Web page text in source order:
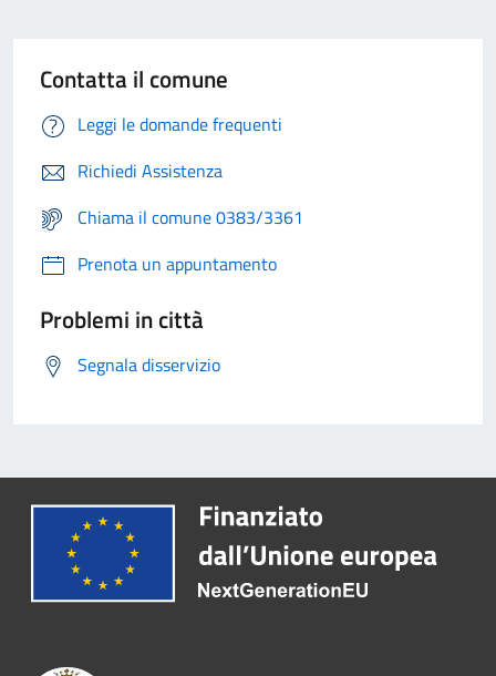
Contatta il comune
Leggi le domande frequenti
Richiedi Assistenza
Chiama il comune 0383/3361
Prenota un appuntamento
Problemi in città
Segnala disservizio